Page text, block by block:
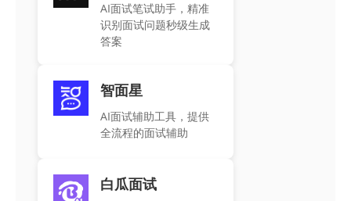
AI面试笔试助手，精准
识别面试问题秒级生成
答案
智面星
AI面试辅助工具，提供
全流程的面试辅助
白瓜面试